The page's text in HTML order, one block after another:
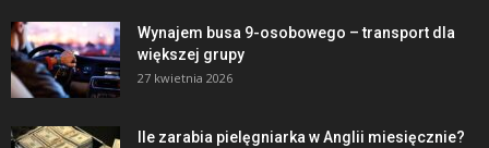
Wynajem busa 9-osobowego – transport dla
większej grupy
27 kwietnia 2026
Ile zarabia pielęgniarka w Anglii miesięcznie?